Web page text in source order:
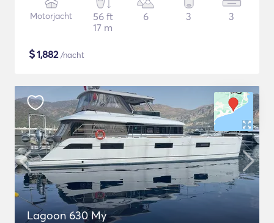
Motorjacht
56 ft
17 m
6 3 3
$1,882/nacht
Lagoon 630 My